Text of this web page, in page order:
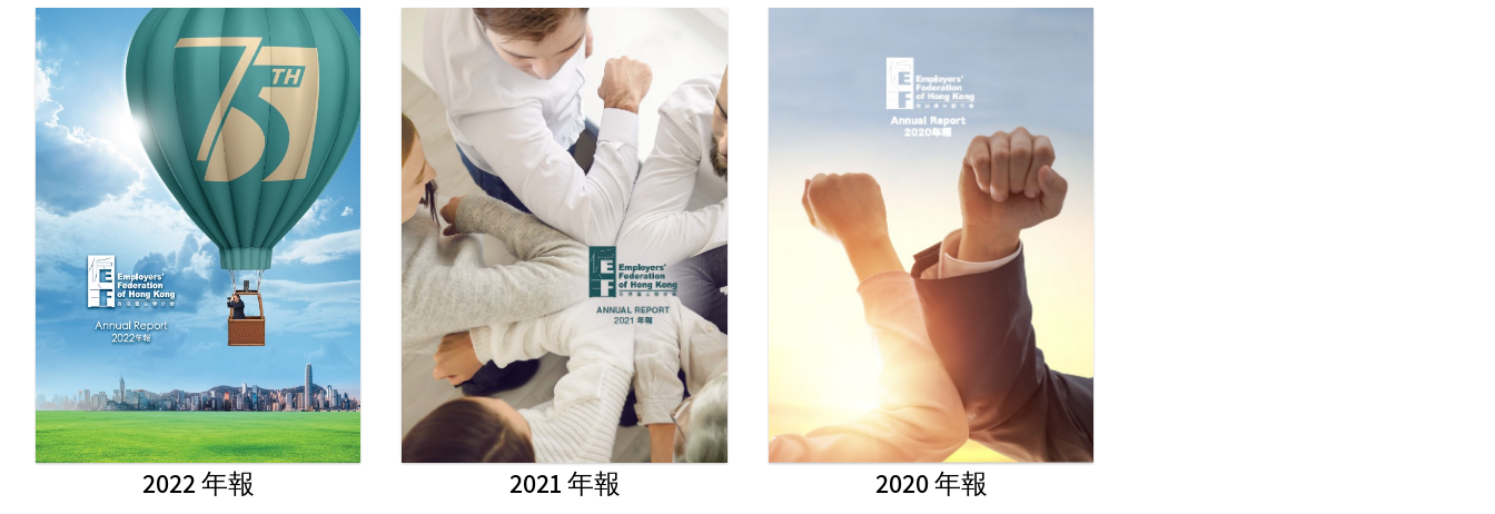
2022 年報 2021 年報 2020 年報